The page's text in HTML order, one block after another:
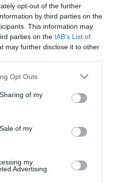
opt-out of the further
by third parties on the
This information may
parties on the IAB’s List of
may further disclose it to other
Opt Outs
of my
of my
my
Advertising.
eller frysta blåbär,